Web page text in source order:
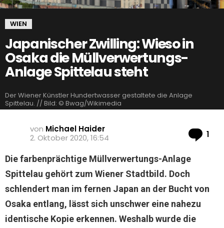
WIEN
Japanischer Zwilling: Wieso in
Osaka die Müllverwertungs-
Anlage Spittelau steht
Der Wiener Künstler Hundertwasser gestaltete die Anlage
Spittelau. // Bild: © Bwag/Wikimedia
von Michael Haider
2. Oktober 2020, 16:54
1
Die farbenprächtige Müllverwertungs-Anlage
Spittelau gehört zum Wiener Stadtbild. Doch
schlendert man im fernen Japan an der Bucht von
Osaka entlang, lässt sich unschwer eine nahezu
identische Kopie erkennen. Weshalb wurde die